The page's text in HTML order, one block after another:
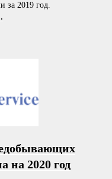
за 2019 год.
на 2020 год